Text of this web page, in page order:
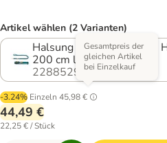
Artikel wählen (2 Varianten)
Halsung S-M: 30 - 43 cm
200 cm lang
2288529.0
-3.24% Einzeln 45,98 €
Gesamtpreis der
gleichen Artikel
bei Einzelkauf
44,49 €
22,25 € / Stück